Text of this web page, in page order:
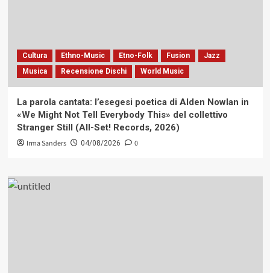
Cultura Ethno-Music Etno-Folk Fusion
Jazz
Musica
Recensione Dischi World Music
La parola cantata: l’esegesi poetica di Alden Nowlan in
«We Might Not Tell Everybody This» del collettivo
Stranger Still (All-Set! Records, 2026)
Irma Sanders 04/08/2026 0